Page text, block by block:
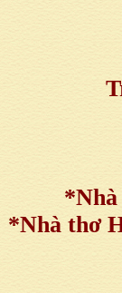
*Nhà thơ